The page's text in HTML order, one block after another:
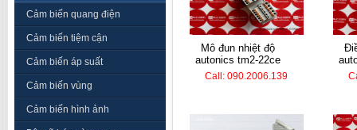
Cảm biến quang điện
Cảm biến tiệm cận
Cảm biến áp suất
Cảm biến vùng
Cảm biến hình ảnh
mô đun nhiệt độ
autonics tm2-22ce
Call: 090.2006.139
điều khiển nhiệt